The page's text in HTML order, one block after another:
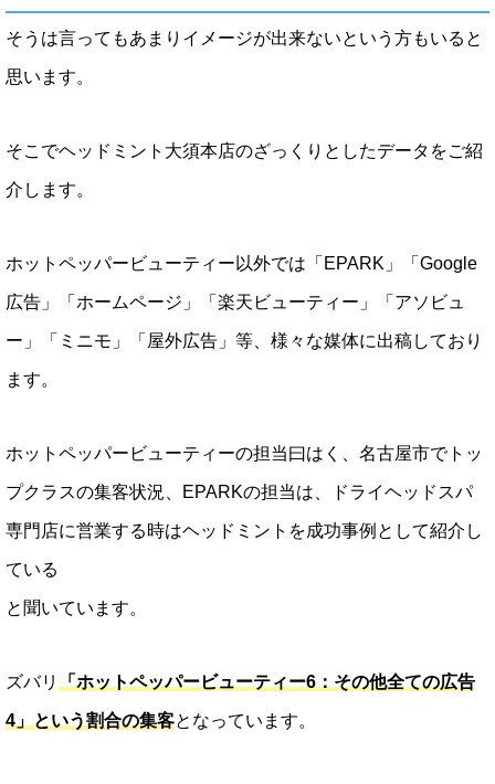
そうは言ってもあまりイメージが出来ないという方もいると
思います。
そこでヘッドミント大須本店のざっくりとしたデータをご紹
介します。
ホットペッパービューティー以外では「EPARK」「Google
広告」「ホームページ」「楽天ビューティー」「アソビュ
ー」「ミニモ」「屋外広告」等、様々な媒体に出稿しており
ます。
ホットペッパービューティーの担当曰はく、名古屋市でトッ
プクラスの集客状況、EPARKの担当は、ドライヘッドスパ
専門店に営業する時はヘッドミントを成功事例として紹介し
ている
と聞いています。
ズバリ 「ホットペッパービューティー6：その他全ての広告
4」という割合の集客となっています。